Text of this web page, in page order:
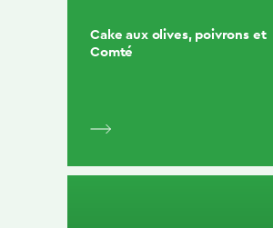
Cake aux olives, poivrons et
Comté